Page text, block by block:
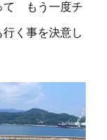
て もう一度チ
く事を決意し